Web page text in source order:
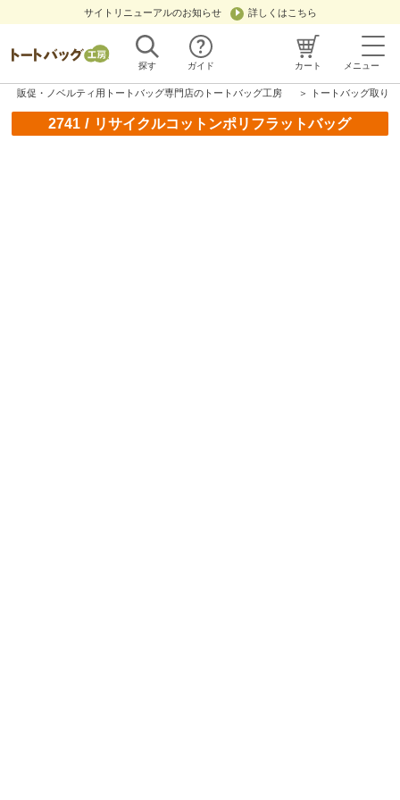
サイトリニューアルのお知らせ 詳しくはこちら
探す ガイド カート メニュー
販促・ノベルティ用トートバッグ専門店のトートバッグ工房 ＞ トートバッグ取り
2741 / リサイクルコットンポリフラットバッグ